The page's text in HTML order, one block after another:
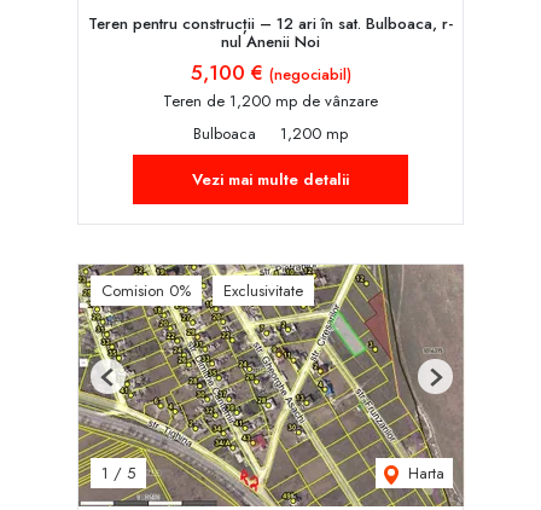
Teren pentru construcții – 12 ari în sat. Bulboaca, r-
nul Anenii Noi
5,100 € (negociabil)
Teren de 1,200 mp de vânzare
Bulboaca
1,200 mp
Vezi mai multe detalii
Comision 0% Exclusivitate
1 / 5 Harta
Previous Next